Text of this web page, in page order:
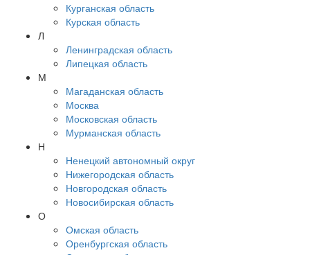
Курганская область
Курская область
Л
Ленинградская область
Липецкая область
М
Магаданская область
Москва
Московская область
Мурманская область
Н
Ненецкий автономный округ
Нижегородская область
Новгородская область
Новосибирская область
О
Омская область
Оренбургская область